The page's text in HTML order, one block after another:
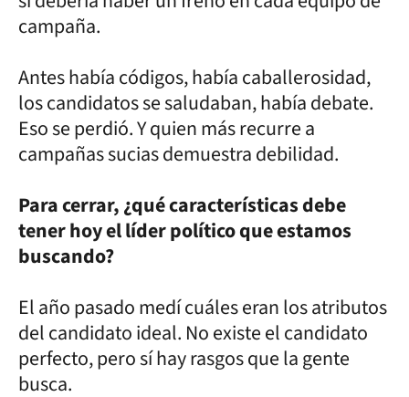
campaña.
Antes había códigos, había caballerosidad,
los candidatos se saludaban, había debate.
Eso se perdió. Y quien más recurre a
campañas sucias demuestra debilidad.
Para cerrar, ¿qué características debe
tener hoy el líder político que estamos
buscando?
El año pasado medí cuáles eran los atributos
del candidato ideal. No existe el candidato
perfecto, pero sí hay rasgos que la gente
busca.